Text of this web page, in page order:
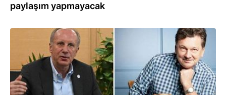
paylaşım yapmayacak
03.04.2023